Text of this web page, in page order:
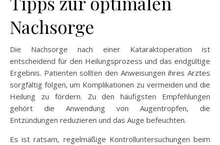
Nachsorge
Die Nachsorge nach einer Kataraktoperation ist
entscheidend für den Heilungsprozess und das endgültige
Ergebnis. Patienten sollten den Anweisungen ihres Arztes
sorgfältig folgen, um Komplikationen zu vermeiden und die
Heilung zu fördern. Zu den häufigsten Empfehlungen
gehört die Anwendung von Augentropfen, die
Entzündungen reduzieren und das Auge befeuchten.
Es ist ratsam, regelmäßige Kontrolluntersuchungen beim